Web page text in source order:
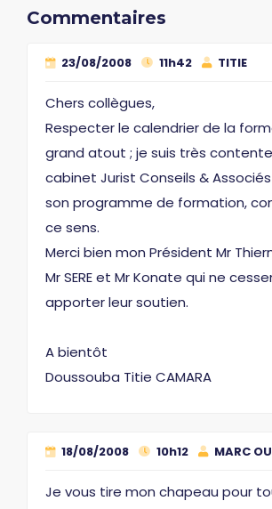
Commentaires
23/08/2008 11h42 TITIE
Chers collègues,
Respecter le calendrier de la
grand atout ; je suis très
cabinet Jurist Conseils &
son programme de formation,
ce sens.
Merci bien mon Président Mr
Mr SERE et Mr Konate qui ne
apporter leur soutien.
A bientôt
Doussouba Titie CAMARA
18/08/2008 10h12 MARC
Je vous tire mon chapeau pour